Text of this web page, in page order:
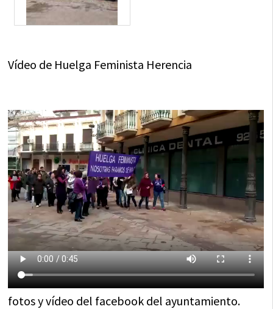
Vídeo de Huelga Feminista Herencia
fotos y vídeo del facebook del ayuntamiento.